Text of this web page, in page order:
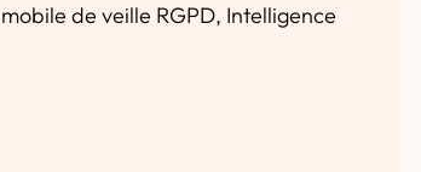
de veille RGPD, Intelligence